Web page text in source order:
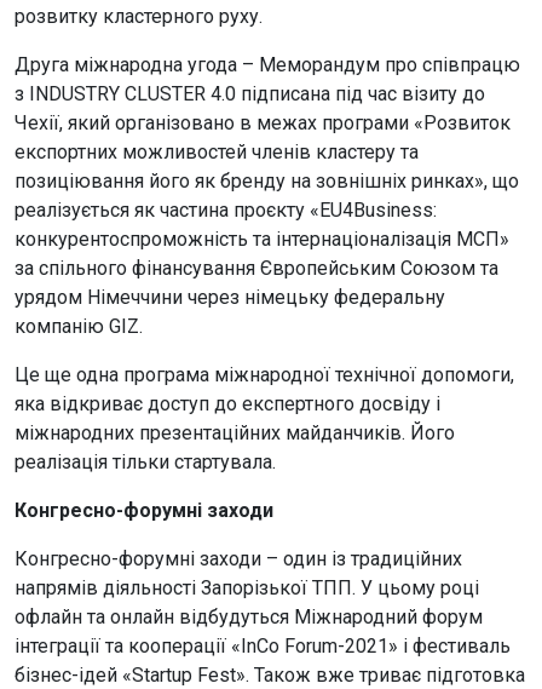
розвитку кластерного руху.
Друга міжнародна угода – Меморандум про співпрацю
з INDUSTRY CLUSTER 4.0 підписана під час візиту до
Чехії, який організовано в межах програми «Розвиток
експортних можливостей членів кластеру та
позиціювання його як бренду на зовнішніх ринках», що
реалізується як частина проєкту «EU4Business:
конкурентоспроможність та інтернаціоналізація МСП»
за спільного фінансування Європейським Союзом та
урядом Німеччини через німецьку федеральну
компанію GIZ.
Це ще одна програма міжнародної технічної допомоги,
яка відкриває доступ до експертного досвіду і
міжнародних презентаційних майданчиків. Його
реалізація тільки стартувала.
Конгресно-форумні заходи
Конгресно-форумні заходи – один із традиційних
напрямів діяльності Запорізької ТПП. У цьому році
офлайн та онлайн відбудуться Міжнародний форум
інтеграції та кооперації «InCo Forum-2021» і фестиваль
бізнес-ідей «Startup Fest». Також вже триває підготовка